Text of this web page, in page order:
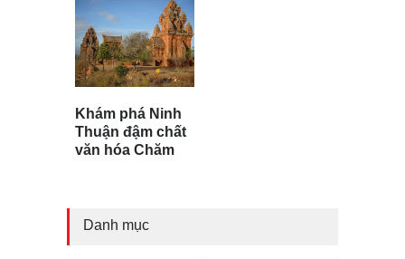
Khám phá Ninh
Thuận đậm chất
văn hóa Chăm
Danh mục